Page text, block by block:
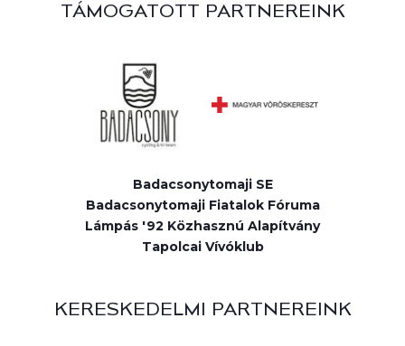
TÁMOGATOTT PARTNEREINK
Badacsonytomaji SE
Badacsonytomaji Fiatalok Fóruma
Lámpás '92 Közhasznú Alapítvány
Tapolcai Vívóklub
KERESKEDELMI PARTNEREINK